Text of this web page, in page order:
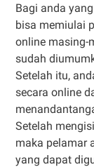
Bagi anda
bisa memiulai
online masing-
sudah
Setelah itu,
secara online
Setelah
maka pelamar
yang dapat